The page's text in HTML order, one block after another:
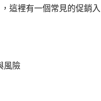
這裡有一個常見的促銷
風險